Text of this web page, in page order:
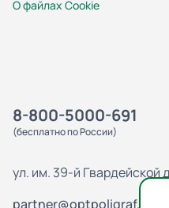
О файлах Cookie
8-800-5000-691
(бесплатно по России)
ул. им. 39-й Гвардейской
partner@optpoligraf.ru